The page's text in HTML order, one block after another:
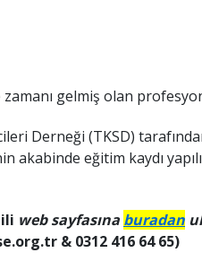
gelmiş olan
Derneği (TKSD)
eğitim kaydı
web sayfasına buradan
& 0312 416 64 65)